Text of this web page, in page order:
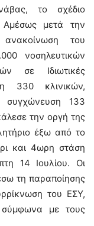
το σχέδιο
Αμέσως μετά την
του
νοσηλευτικών
σε Ιδιωτικές
330 κλινικών,
συγχώνευση 133
την οργή της
έξω από το
και 4ωρη στάση
14 Ιουλίου. Οι
τη παραποίησης
του ΕΣΥ,
σύμφωνα με τους